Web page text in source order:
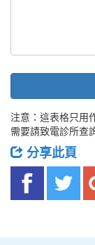
注意：這表格只用
需要請致電診所查
分享此頁